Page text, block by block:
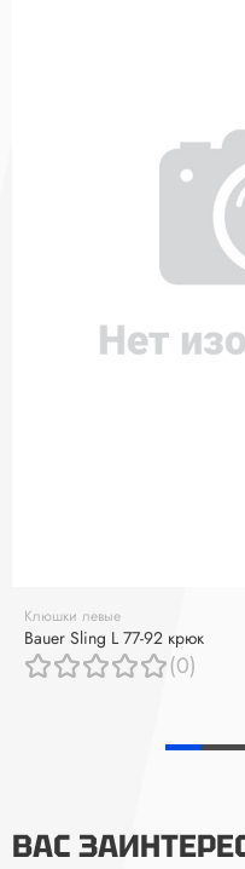
Клюшки левые
Bauer Sling L 77-92 крюк
(0)
ВАС